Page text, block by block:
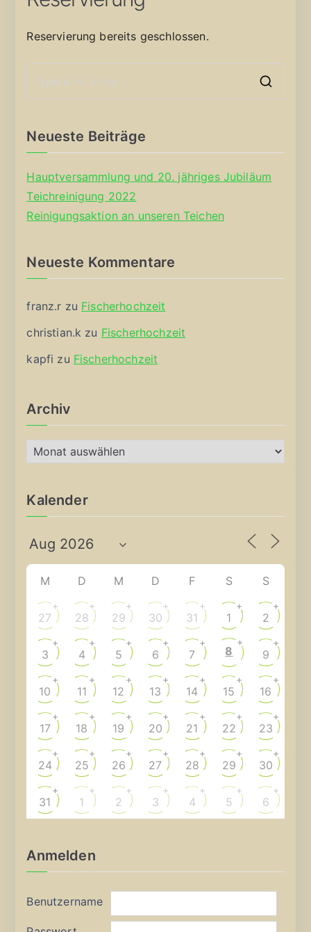
Reservierung bereits geschlossen.
Neueste Beiträge
Hauptversammlung und 20. jähriges Jubiläum
Teichreinigung 2022
Reinigungsaktion an unseren Teichen
Neueste Kommentare
franz.r zu Fischerhochzeit
christian.k zu Fischerhochzeit
kapfi zu Fischerhochzeit
Archiv
r
h
v
Kalender
M D M D F S S
27
+
28
+
29
+
30
+
31
+
1
+
2
+
3
+
4
+
5
+
6
+
7
+
8
+
9
+
10
+
11
+
12
+
13
+
14
+
15
+
16
+
17
+
18
+
19
+
20
+
21
+
22
+
23
+
24
+
25
+
26
+
27
+
28
+
29
+
30
+
31
+
1
+
2
+
3
+
4
+
5
+
6
+
Anmelden
Benutzername